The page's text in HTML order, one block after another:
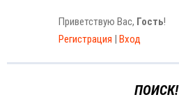
Приветствую Вас, Гость!
Регистрация | Вход
ПОИСК!